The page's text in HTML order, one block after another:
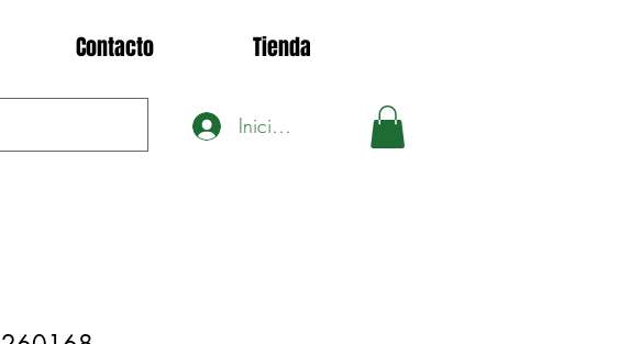
Contacto Tienda
Iniciar sesión